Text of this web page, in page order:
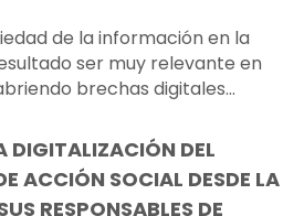
de la información en la
ser muy relevante en
brechas digitales...
DIGITALIZACIÓN DEL
ACCIÓN SOCIAL DESDE LA
RESPONSABLES DE